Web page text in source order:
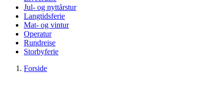
Jul- og nyttårstur
Langtidsferie
Mat- og vintur
Operatur
Rundreise
Storbyferie
Forside